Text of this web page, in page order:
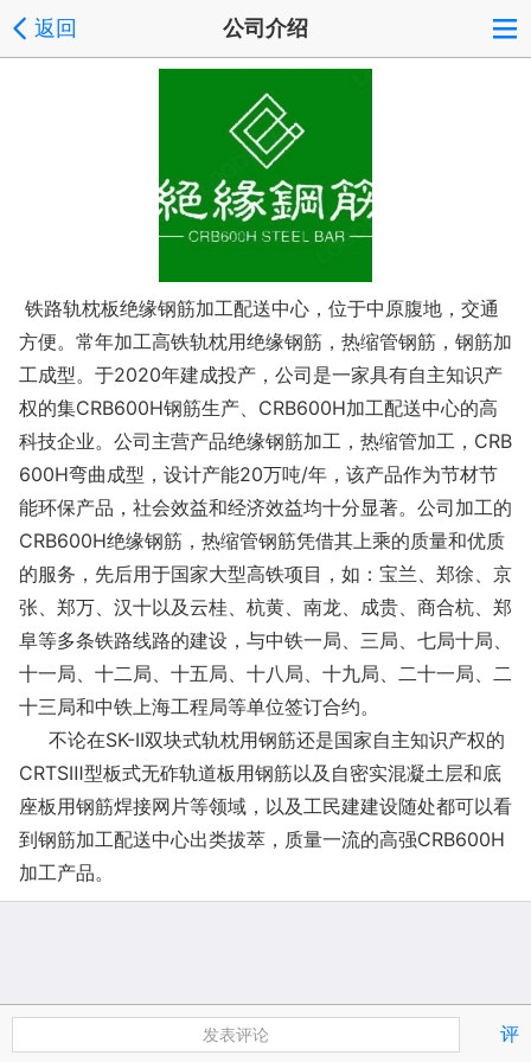
返回 公司介绍
铁路轨枕板绝缘钢筋加工配送中心，位于中原腹地，交通
方便。常年加工高铁轨枕用绝缘钢筋，热缩管钢筋，钢筋加
工成型。于2020年建成投产，公司是一家具有自主知识产
权的集CRB600H钢筋生产、CRB600H加工配送中心的高
科技企业。公司主营产品绝缘钢筋加工，热缩管加工，CRB
600H弯曲成型，设计产能20万吨/年，该产品作为节材节
能环保产品，社会效益和经济效益均十分显著。公司加工的
CRB600H绝缘钢筋，热缩管钢筋凭借其上乘的质量和优质
的服务，先后用于国家大型高铁项目，如：宝兰、郑徐、京
张、郑万、汉十以及云桂、杭黄、南龙、成贵、商合杭、郑
阜等多条铁路线路的建设，与中铁一局、三局、七局十局、
十一局、十二局、十五局、十八局、十九局、二十一局、二
十三局和中铁上海工程局等单位签订合约。
不论在SK-II双块式轨枕用钢筋还是国家自主知识产权的
CRTSⅢ型板式无砟轨道板用钢筋以及自密实混凝土层和底
座板用钢筋焊接网片等领域，以及工民建建设随处都可以看
到钢筋加工配送中心出类拔萃，质量一流的高强CRB600H
加工产品。
发表评论 评